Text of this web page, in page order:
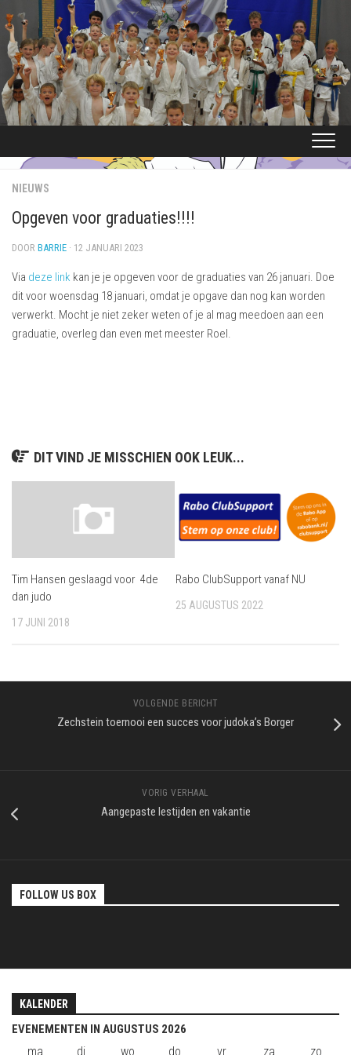
naar
de
inhoud
NIEUWS
Opgeven voor graduaties!!!!
DOOR BARRIE · 12 JANUARI 2023
Via deze link kan je je opgeven voor de graduaties van 26 januari. Doe
dit voor woensdag 18 januari, omdat je opgave dan nog kan worden
verwerkt. Mocht je niet zeker weten of je al mag meedoen aan een
graduatie, overleg dan even met meester Roel.
DIT VIND JE MISSCHIEN OOK LEUK...
Tim Hansen geslaagd voor 4de
dan judo
17 JUNI 2018
Rabo ClubSupport vanaf NU
25 AUGUSTUS 2022
VOLGENDE BERICHT
Zechstein toernooi een succes voor judoka’s Borger
VORIG VERHAAL
Aangepaste lestijden en vakantie
FOLLOW US BOX
KALENDER
EVENEMENTEN IN AUGUSTUS 2026
ma maandag
di dinsdagwo woensdag
do donderdag
vr za zaterdag
zo